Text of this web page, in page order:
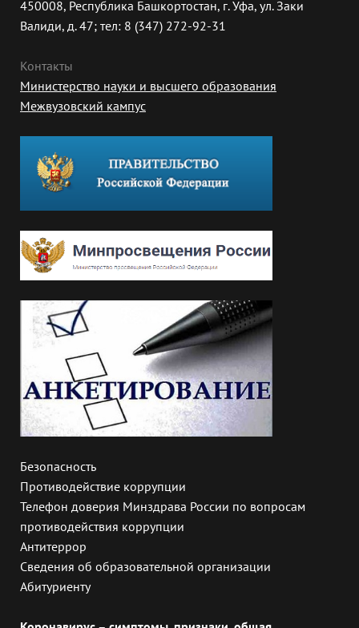
450008, Республика Башкортостан, г. Уфа, ул. Заки
Валиди, д. 47; тел: 8 (347) 272-92-31
Контакты
Министерство науки и высшего образования
Межвузовский кампус
Безопасность
Противодействие коррупции
Телефон доверия Минздрава России по вопросам
противодействия коррупции
Антитеррор
Сведения об образовательной организации
Абитуриенту